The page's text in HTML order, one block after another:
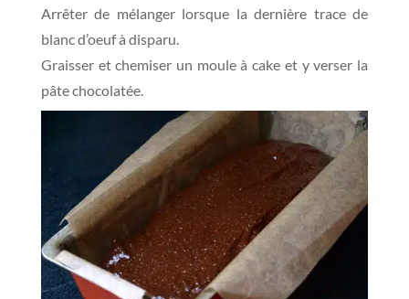
Arrêter de mélanger lorsque la dernière trace de
blanc d’oeuf à disparu.
Graisser et chemiser un moule à cake et y verser la
pâte chocolatée.